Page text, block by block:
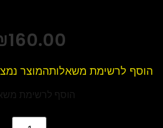
160.00
הוסף לרשימת משאלותהמוצר
הוסף לרשימת
כמות